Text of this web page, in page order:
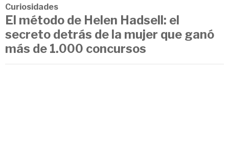
Curiosidades
El método de Helen Hadsell: el
secreto detrás de la mujer que ganó
más de 1.000 concursos